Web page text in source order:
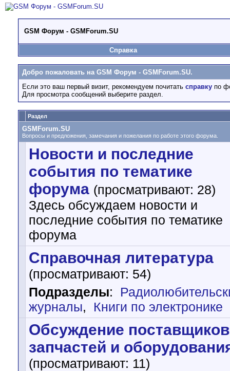
GSM Форум - GSMForum.SU
Справка
Добро пожаловать на GSM Форум - GSMForum.SU.
Если это ваш первый визит, рекомендуем почитать справку по
Для просмотра сообщений выберите раздел.
Раздел
GSMForum.SU
Вопросы и предложения, замечания и пожелания по работе этого форума.
Новости и последние
события по тематике
форума (просматривают: 28)
Здесь обсуждаем новости и
последние события по тематике
форума
Справочная литература
(просматривают: 54)
Подразделы:
журналы, Книги по электронике
Обсуждение поставщиков
запчастей и
(просматривают: 11)